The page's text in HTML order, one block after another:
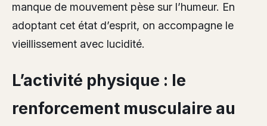
manque de mouvement pèse sur l’humeur. En
adoptant cet état d’esprit, on accompagne le
vieillissement avec lucidité.
L’activité physique : le
renforcement musculaire au